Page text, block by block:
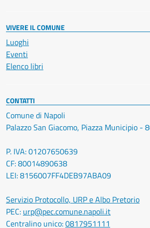
VIVERE IL COMUNE
Luoghi
Eventi
Elenco libri
CONTATTI
Comune di Napoli
Palazzo San Giacomo, Piazza Municipio -
P. IVA: 01207650639
CF: 80014890638
LEI: 8156007FF4DEB97ABA09
Servizio Protocollo, URP e Albo Pretorio
PEC: urp@pec.comune.napoli.it
Centralino unico:0817951111